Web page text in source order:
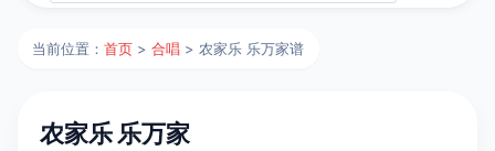
当前位置：首页 >合唱 > 农家乐 乐万家谱
农家乐 乐万家